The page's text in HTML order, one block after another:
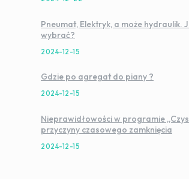
Pneumat, Elektryk, a może hydraulik.
wybrać?
2024-12-15
Gdzie po agregat do piany ?
2024-12-15
Nieprawidłowości w programie
przyczyny czasowego zamknięcia
2024-12-15